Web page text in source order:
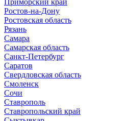
Ростов-на-Дону
Ростовская область
Рязань
Самара
Самарская область
Санкт-Петербург
Саратов
Свердловская область
Смоленск
Сочи
Ставрополь
Ставропольский край